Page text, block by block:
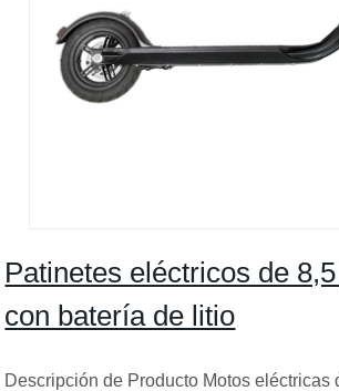
Patinetes eléctricos de
con batería de litio
Descripción de Producto Motos eléctricas